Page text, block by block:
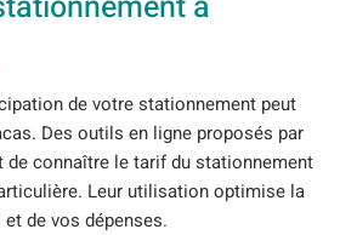
de votre stationnement peut
Des outils en ligne proposés par
de connaître le tarif du stationnement
Leur utilisation optimise la
de vos dépenses.